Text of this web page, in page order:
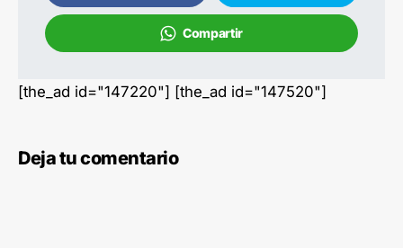
Compartir
[the_ad id="147220"] [the_ad id="147520"]
Deja tu comentario